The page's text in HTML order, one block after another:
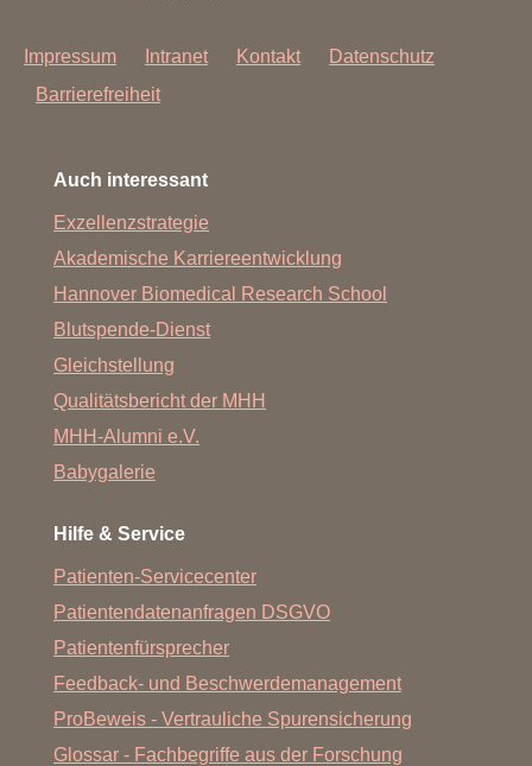
Impressum Intranet Kontakt
Datenschutz
Barrierefreiheit
Auch interessant
Exzellenzstrategie
Akademische Karriereentwicklung
Hannover Biomedical Research School
Blutspende-Dienst
Gleichstellung
Qualitätsbericht der MHH
MHH-Alumni e.V.
Babygalerie
Hilfe & Service
Patienten-Servicecenter
Patientendatenanfragen DSGVO
Patientenfürsprecher
Feedback- und Beschwerdemanagement
ProBeweis - Vertrauliche Spurensicherung
Glossar - Fachbegriffe aus der Forschung